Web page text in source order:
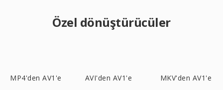
Özel dönüştürücüler
MP4'den AV1'e AVI'den AV1'e MKV'den AV1'e